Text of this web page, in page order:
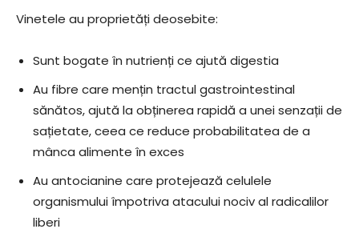
Vinetele au proprietăți deosebite:
Sunt bogate în nutrienți ce ajută digestia
Au fibre care mențin tractul gastrointestinal
sănătos, ajută la obținerea rapidă a unei senzații de
sațietate, ceea ce reduce probabilitatea de a
mânca alimente în exces
Au antocianine care protejează celulele
organismului împotriva atacului nociv al radicalilor
liberi